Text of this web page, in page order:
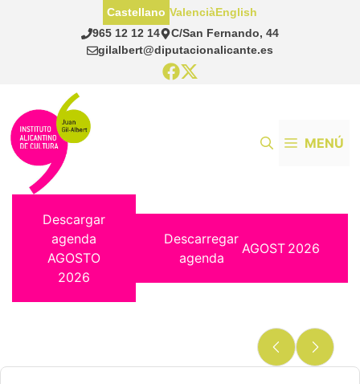
965 12 12 14
C/San Fernando, 44
gilalbert@diputacionalicante.es
Castellano ValenciàEnglish
MENÚ
Descargar
agenda
AGOSTO
2026
Descarregar
agenda
AGOST 2026